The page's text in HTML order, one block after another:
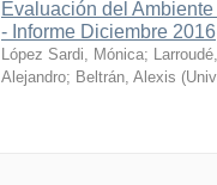
Evaluación del
- Informe Diciembre 2016
López Sardi, Mónica;
Alejandro; Beltrán, Alexis (